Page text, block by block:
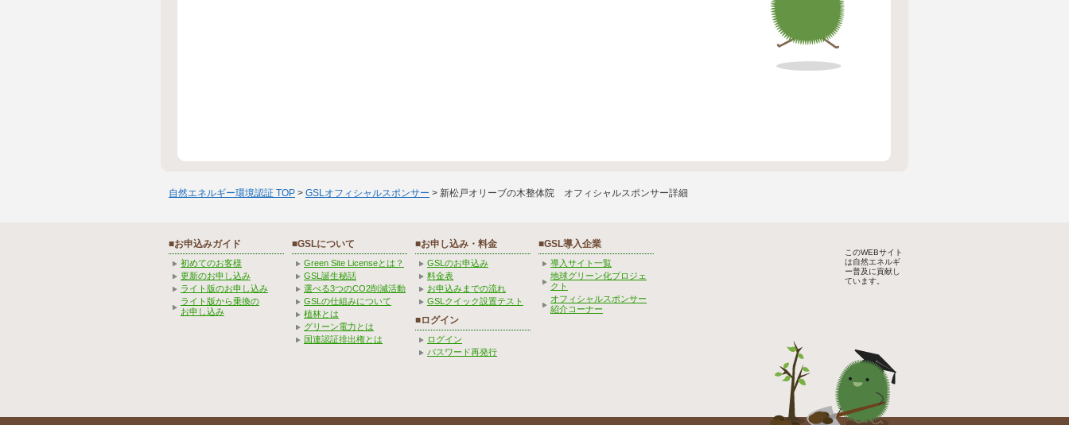
自然エネルギー環境認証 TOP > GSLオフィシャルスポンサー > 新松戸オリーブの木整体院 オフィシャルスポンサー詳細
■お申込みガイド
初めてのお客様
更新のお申し込み
ライト版のお申し込み
ライト版から乗換の
お申し込み
■GSLについて
Green Site Licenseとは？
GSL誕生秘話
選べる3つのCO2削減活動
GSLの仕組みについて
植林とは
グリーン電力とは
国連認証排出権とは
■お申し込み・料金
GSLのお申込み
料金表
お申込みまでの流れ
GSLクイック設置テスト
■ログイン
ログイン
パスワード再発行
■GSL導入企業
導入サイト一覧
地球グリーン化プロジェ
クト
オフィシャルスポンサー
紹介コーナー
このWEBサイト
は自然エネルギ
ー普及に貢献し
ています。